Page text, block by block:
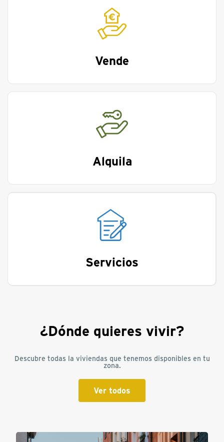
Vende
Alquila
Servicios
¿Dónde quieres vivir?
Descubre todas la viviendas que tenemos disponibles en tu
zona.
Ver todos